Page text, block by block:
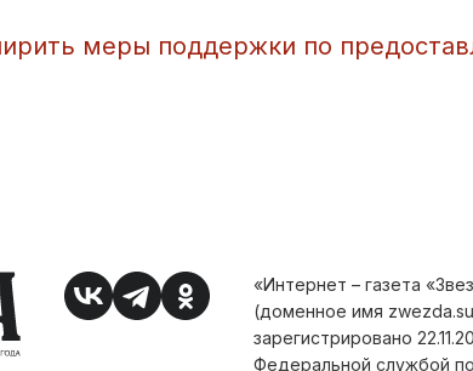
меры поддержки по
«Интернет – газета
(доменное имя
зарегистрировано
Федеральной службой